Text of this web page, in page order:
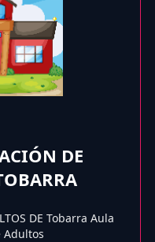
DE
DE Tobarra Aula
Adultos